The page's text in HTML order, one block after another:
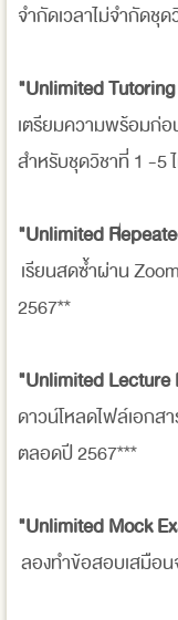
จำกัดเวลาไม่จำกัดชุ
"Unlimited
เตรียมความพร้อมก่
สำหรับชุดวิชาที่ 1 -5
"Unlimited
เรียนสดซ้ำผ่าน
2567**
"Unlimited Lecture
ดาวน์โหลดไฟล์เอกส
ตลอดปี 2567***
"Unlimited Mock
ลองทำข้อสอบเสมือ